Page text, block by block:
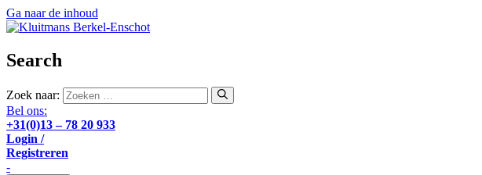
Ga naar de inhoud
Search
Zoek naar:
Bel ons:
+31(0)13 – 78 20 933
Login /
Registreren
-